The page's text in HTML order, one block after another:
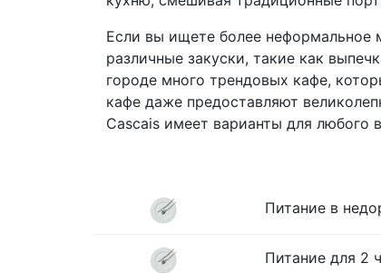
Если вы ищете более неформальное
различные закуски, такие как
городе много трендовых кафе,
кафе даже предоставляют
Cascais имеет варианты для любого
Питание в
Питание для 2